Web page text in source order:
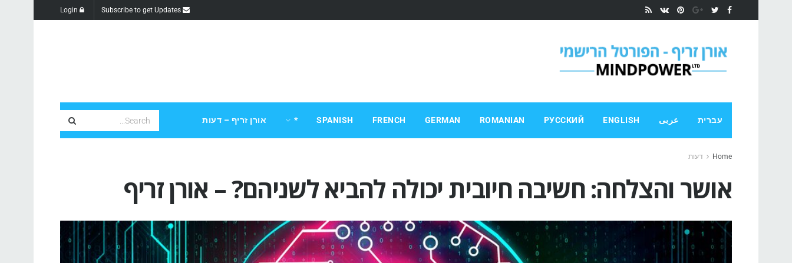
עברית عربى ENGLISH
РУССКИЙ
ROMANIAN
GERMAN
FRENCH
SPANISH
* אורן זריף – דעות
Home דעות
אושר והצלחה: חשיבה חיובית יכולה להביא לשניהם? – אורן זריף